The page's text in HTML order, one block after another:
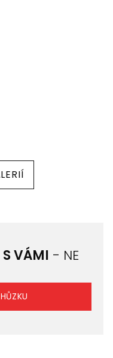
S VÁMI - NE